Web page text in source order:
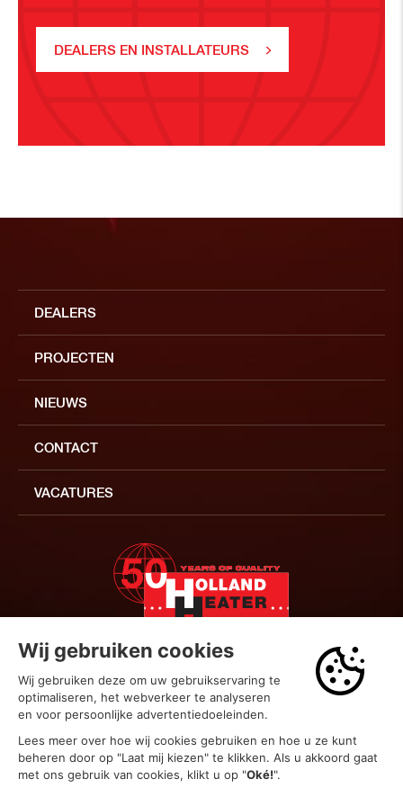
DEALERS EN INSTALLATEURS
DEALERS
PROJECTEN
NIEUWS
CONTACT
VACATURES